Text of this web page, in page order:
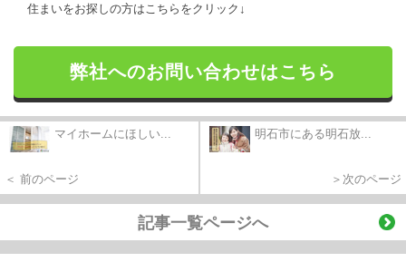
住まいをお探しの方はこちらをクリック↓
弊社へのお問い合わせはこちら
マイホームにほしい...
＜ 前のページ
明石市にある明石放...
＞次のページ
記事一覧ページへ